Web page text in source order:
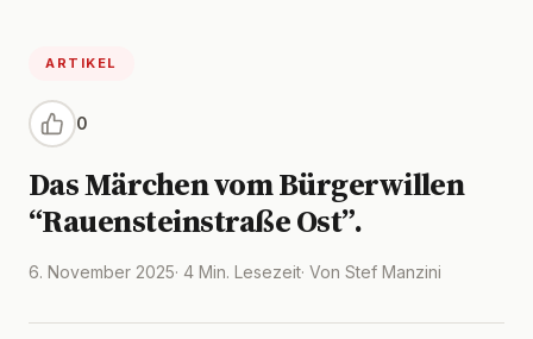
ARTIKEL
0
Das Märchen vom Bürgerwillen
“Rauensteinstraße Ost”.
6. November 2025· 4 Min. Lesezeit· Von Stef Manzini